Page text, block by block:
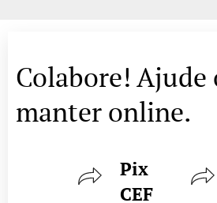
Colabore! Ajude
manter online.
Pix
CEF